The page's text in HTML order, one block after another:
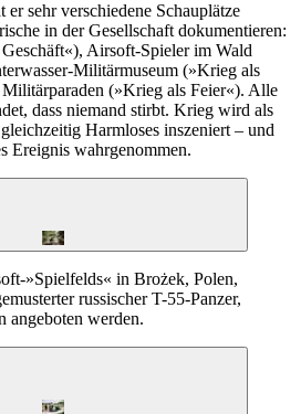
er sehr verschiedene Schauplätze
in der Gesellschaft dokumentieren:
Airsoft-Spieler im Wald
Militärmuseum (»Krieg als
(»Krieg als Feier«). Alle
dass niemand stirbt. Krieg wird als
Harmloses inszeniert – und
Ereignis wahrgenommen.
»Spielfelds« in Brożek, Polen,
russischer T-55-Panzer,
angeboten werden.